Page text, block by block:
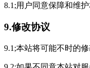
8.1;用户同意保障和维
9.修改协议
9.1;本站将可能不时的